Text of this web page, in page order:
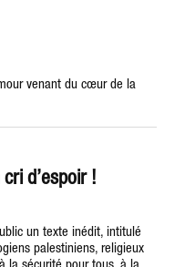
venant du cœur de la
d’espoir !
un texte inédit, intitulé
palestiniens, religieux
la sécurité pour tous, à la